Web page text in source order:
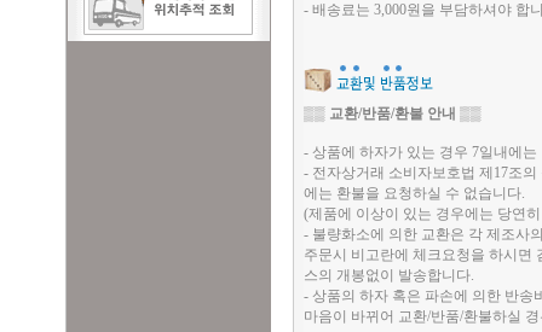
- 배송료는 3,000원을 부담하셔야 합
▒▒ 교환/반품/환불 안내 ▒▒
- 상품에 하자가 있는 경우 7일내에
- 전자상거래 소비자보호법 제17조
에는 환불을 요청하실 수 없습니다.
(제품에 이상이 있는 경우에는 당연
- 불량화소에 의한 교환은 각 제조사
주문시 비고란에 체크요청을 하시면
스의 개봉없이 발송합니다.
- 상품의 하자 혹은 파손에 의한 반송
마음이 바뀌어 교환/반품/환불하실